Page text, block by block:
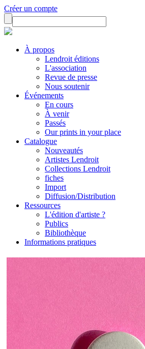
Créer un compte
À propos
Lendroit éditions
L'association
Revue de presse
Nous soutenir
Événements
En cours
À venir
Passés
Our prints in your place
Catalogue
Nouveautés
Artistes Lendroit
Collections Lendroit
fiches
Import
Diffusion/Distribution
Ressources
L'édition d'artiste ?
Publics
Bibliothèque
Informations pratiques